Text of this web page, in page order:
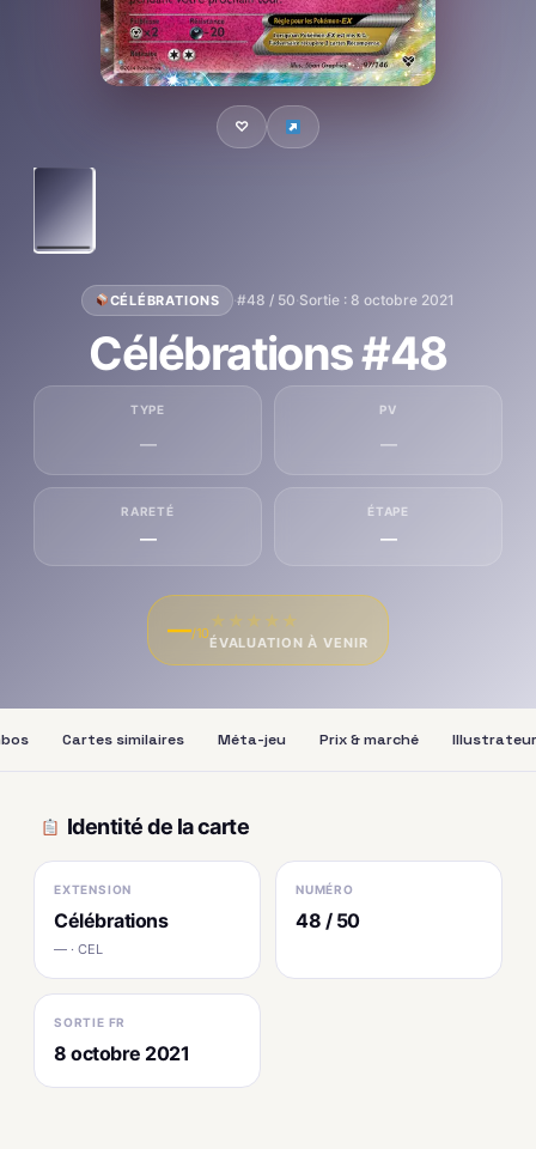
♡
CÉLÉBRATIONS ·#48 / 50·Sortie : 8 octobre 2021
Célébrations #48
TYPE
—
PV
—
RARETÉ
—
ÉTAPE
—
—/10
★ ★ ★ ★ ★
ÉVALUATION À VENIR
Cartes similaires Méta-jeu Prix & marché Illustrateur
Identité de la carte
EXTENSION
Célébrations
— · CEL
NUMÉRO
48 / 50
SORTIE FR
8 octobre 2021